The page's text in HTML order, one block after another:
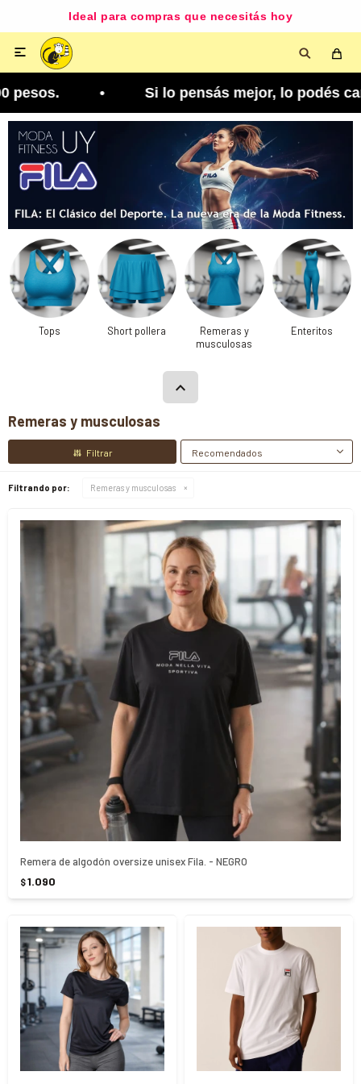
Disponible según zona y cobertura

• Si lo pensás mejor, lo podés cambiar.
Tops Short pollera
Remeras y
musculosas
Enteritos
Remeras y musculosas
Recomendados
Filtrando por: Remeras y musculosas
Remera de algodón oversize unisex Fila. - NEGRO
$1.090